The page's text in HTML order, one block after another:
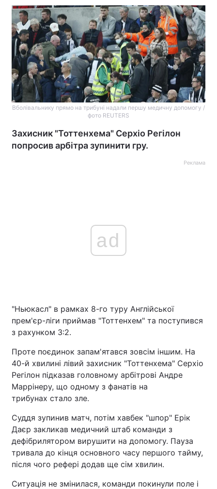
Вболівальнику прямо на трибуні надали першу медичну допомогу /
фото REUTERS
Захисник "Тоттенхема" Серхіо Регілон
попросив арбітра зупинити гру.
Реклама
ad
"Ньюкасл" в рамках 8-го туру Англійської
прем'єр-ліги приймав "Тоттенхем" та поступився
з рахунком 3:2.
Проте поєдинок запам'ятався зовсім іншим. На
40-й хвилині лівий захисник "Тоттенхема" Серхіо
Регілон підказав головному арбітрові Андре
Маррінеру, що одному з фанатів на
трибунах стало зле.
Суддя зупинив матч, потім хавбек "шпор" Ерік
Даєр закликав медичний штаб команди з
дефібрилятором вирушити на допомогу. Пауза
тривала до кінця основного часу першого тайму,
після чого рефері додав ще сім хвилин.
Ситуація не змінилася, команди покинули поле і